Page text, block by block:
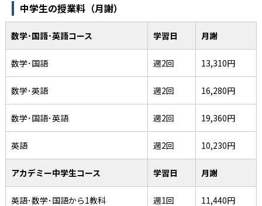
中学生の授業料（月謝）
数学･国語･英語コース 学習日 月謝
数学･国語 週2回 13,310円
数学･英語 週2回 16,280円
数学･国語･英語 週2回 19,360円
英語 週2回 10,230円
アカデミー中学生コース 学習日 月謝
英語･数学･国語から1教科 週1回 11,440円